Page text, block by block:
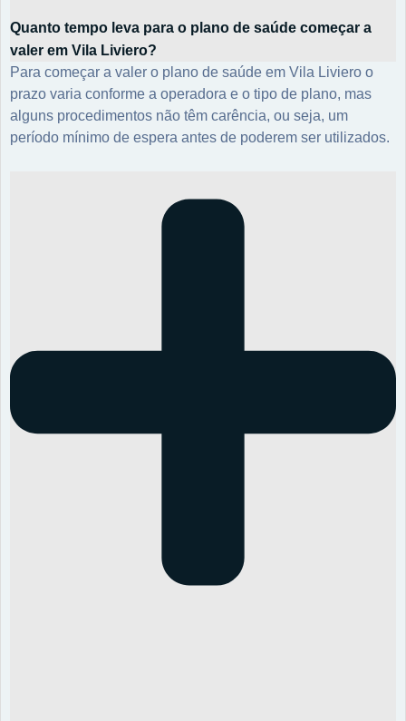
Quanto tempo leva para o plano de saúde começar a
valer em Vila Liviero?
Para começar a valer o plano de saúde em Vila Liviero o
prazo varia conforme a operadora e o tipo de plano, mas
alguns procedimentos não têm carência, ou seja, um
período mínimo de espera antes de poderem ser utilizados.